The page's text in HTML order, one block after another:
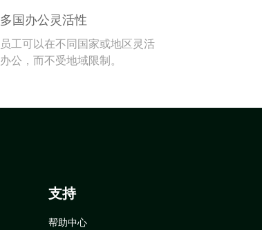
多国办公灵活性
员工可以在不同国家或地区灵活
办公，而不受地域限制。
支持
帮助中心